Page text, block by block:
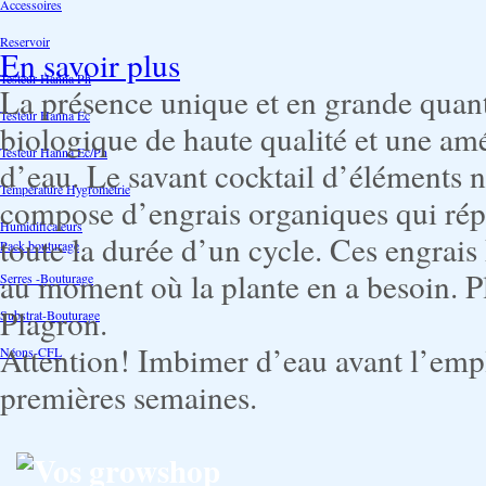
Accessoires
Reservoir
Testeur Hanna Ph
Testeur Hanna Ec
Testeur Hanna Ec/Ph
Température Hygrométrie
Humidificateurs
Pack bouturage
Serres -Bouturage
Substrat-Bouturage
Néons-CFL
En savoir plus
La présence unique et en grande
biologique de haute qualité et une
d’eau. Le savant cocktail
compose d’engrais organiques qui
toute la durée d’un cycle. Ces
au moment où la plante en a besoin.
Plagron.
Attention! Imbimer d’eau avant
premières semaines.